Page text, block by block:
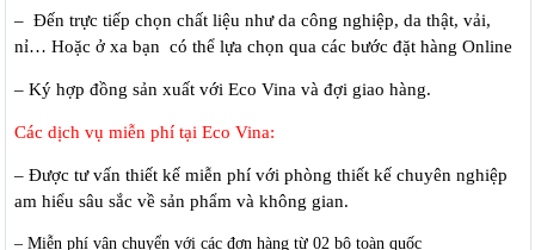
– Đến trực tiếp chọn chất liệu như da công nghiệp, da thật, vải,
nỉ… Hoặc ở xa bạn có thể lựa chọn qua các bước đặt hàng Online
– Ký hợp đồng sản xuất với Eco Vina và đợi giao hàng.
Các dịch vụ miễn phí tại Eco Vina:
– Được tư vấn thiết kế miễn phí với phòng thiết kế chuyên nghiệp
am hiểu sâu sắc về sản phẩm và không gian.
– Miễn phí vận chuyển với các đơn hàng từ 02 bộ toàn quốc